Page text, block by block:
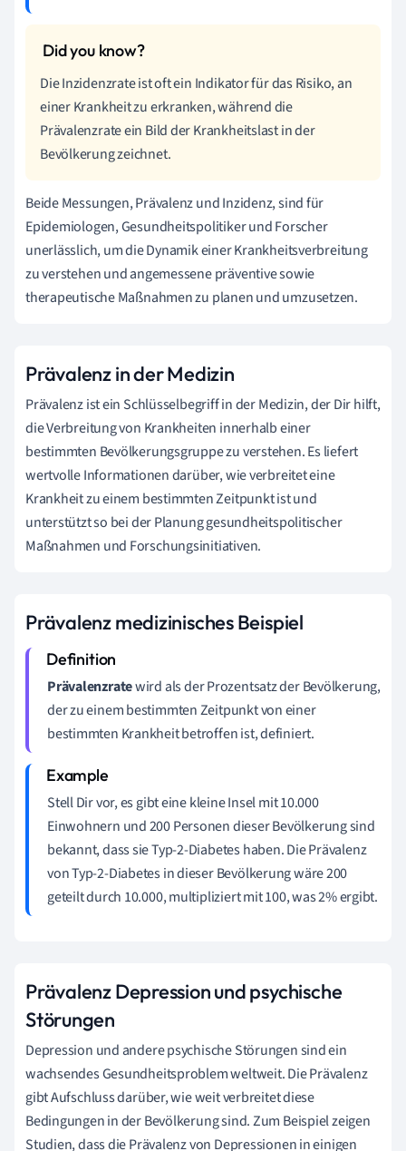
Die Inzidenzrate ist oft ein Indikator für das Risiko, an
einer Krankheit zu erkranken, während die
Prävalenzrate ein Bild der Krankheitslast in der
Bevölkerung zeichnet.
Beide Messungen, Prävalenz und Inzidenz, sind für
Epidemiologen, Gesundheitspolitiker und Forscher
unerlässlich, um die Dynamik einer Krankheitsverbreitung
zu verstehen und angemessene präventive sowie
therapeutische Maßnahmen zu planen und umzusetzen.
Prävalenz in der Medizin
Prävalenz ist ein Schlüsselbegriff in der Medizin, der Dir hilft,
die Verbreitung von Krankheiten innerhalb einer
bestimmten Bevölkerungsgruppe zu verstehen. Es liefert
wertvolle Informationen darüber, wie verbreitet eine
Krankheit zu einem bestimmten Zeitpunkt ist und
unterstützt so bei der Planung gesundheitspolitischer
Maßnahmen und Forschungsinitiativen.
Prävalenz medizinisches Beispiel
Prävalenzratewird als der Prozentsatz der Bevölkerung,
der zu einem bestimmten Zeitpunkt von einer
bestimmten Krankheit betroffen ist, definiert.
Stell Dir vor, es gibt eine kleine Insel mit 10.000
Einwohnern und 200 Personen dieser Bevölkerung sind
bekannt, dass sie Typ-2-Diabetes haben. Die Prävalenz
von Typ-2-Diabetes in dieser Bevölkerung wäre 200
geteilt durch 10.000, multipliziert mit 100, was 2% ergibt.
Prävalenz Depression und psychische
Störungen
Depression und andere psychische Störungen sind ein
wachsendes Gesundheitsproblem weltweit. Die Prävalenz
gibt Aufschluss darüber, wie weit verbreitet diese
Bedingungen in der Bevölkerung sind. Zum Beispiel zeigen
Studien, dass die Prävalenz von Depressionen in einigen